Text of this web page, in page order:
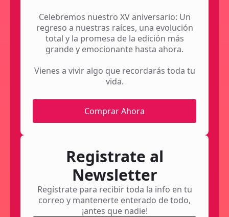
Celebremos nuestro XV aniversario: Un
regreso a nuestras raíces, una evolución
total y la promesa de la edición más
grande y emocionante hasta ahora.
Vienes a vivir algo que recordarás toda tu
vida.
Comprar Ahora
Registrate al
Newsletter
Regístrate para recibir toda la info en tu
correo y mantenerte enterado de todo,
¡antes que nadie!